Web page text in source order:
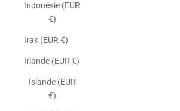
Indonésie (EUR
€)
Irak (EUR €)
Irlande (EUR €)
Islande (EUR
€)